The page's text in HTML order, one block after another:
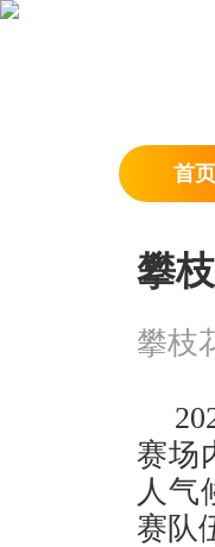
首页
攀
攀枝
赛场
人气
赛队